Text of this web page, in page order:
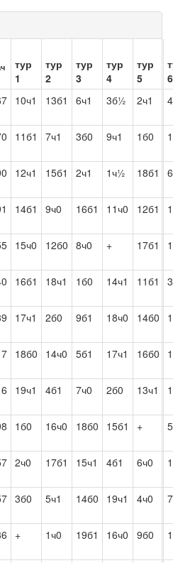
тур
1
тур
2
тур
3
тур
4
тур
5
6
10ч1 13б1 6ч1 3б½ 2ч1
11б1 7ч1 3б0 9ч1 1б0
12ч1 15б1 2ч1 1ч½ 18б1
14б1 9ч0 16б1 11ч0 12б1
15ч0 12б0 8ч0 + 17б1
16б1 18ч1 1б0 14ч1 11б1
17ч1 2б0 9б1 18ч0 14б0
18б0 14ч0 5б1 17ч1 16б0
19ч1 4б1 7ч0 2б0 13ч1
1б0 16ч0 18б0 15б1 +
2ч0 17б1 15ч1 4б1 6ч0
3б0 5ч1 14б0 19ч1 4ч0
+ 1ч0 19б1 16ч0 9б0